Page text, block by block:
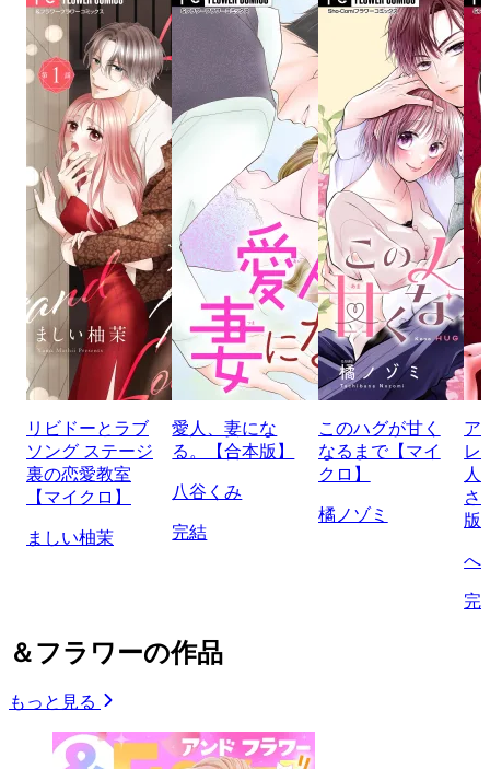
リビドーとラブ
ソング ステージ
裏の恋愛教室
【マイクロ】
ましい柚茉
愛人、妻にな
る。【合本版】
八谷くみ
完結
このハグが甘く
なるまで【マイ
クロ】
橘ノゾミ
ア
レ
人
さ
版
へ
完
＆フラワーの作品
もっと見る